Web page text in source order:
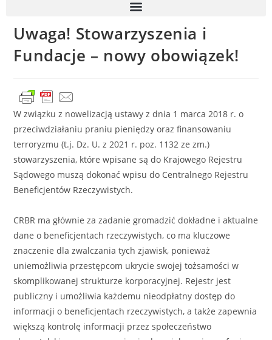
Uwaga! Stowarzyszenia i
Fundacje – nowy obowiązek!
W związku z nowelizacją ustawy z dnia 1 marca 2018 r. o
przeciwdziałaniu praniu pieniędzy oraz finansowaniu
terroryzmu (t.j. Dz. U. z 2021 r. poz. 1132 ze zm.)
stowarzyszenia, które wpisane są do Krajowego Rejestru
Sądowego muszą dokonać wpisu do Centralnego Rejestru
Beneficjentów Rzeczywistych.
CRBR ma głównie za zadanie gromadzić dokładne i aktualne
dane o beneficjentach rzeczywistych, co ma kluczowe
znaczenie dla zwalczania tych zjawisk, ponieważ
uniemożliwia przestępcom ukrycie swojej tożsamości w
skomplikowanej strukturze korporacyjnej. Rejestr jest
publiczny i umożliwia każdemu nieodpłatny dostęp do
informacji o beneficjentach rzeczywistych, a także zapewnia
większą kontrolę informacji przez społeczeństwo